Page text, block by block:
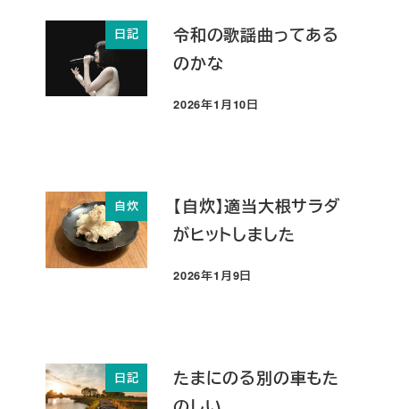
日記
令和の歌謡曲ってある
のかな
投稿日
2026年1月10日
自炊
【自炊】適当大根サラダ
がヒットしました
投稿日
2026年1月9日
日記
たまにのる別の車もた